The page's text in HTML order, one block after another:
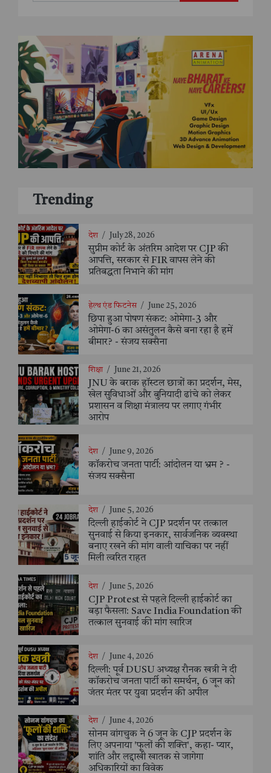
Trending
देश / July 28, 2026
सुप्रीम कोर्ट के अंतरिम आदेश पर CJP की
आपत्ति, सरकार से FIR वापस लेने की
प्रतिबद्धता निभाने की मांग
हेल्थ एंड फिटनेस / June 25, 2026
छिपा हुआ पोषण संकट: ओमेगा-3 और
ओमेगा-6 का असंतुलन कैसे बना रहा है हमें
बीमार? - संजय सक्सैना
शिक्षा / June 21, 2026
JNU के बराक हॉस्टल छात्रों का प्रदर्शन, मेस,
खेल सुविधाओं और बुनियादी ढांचे को लेकर
प्रशासन व शिक्षा मंत्रालय पर लगाए गंभीर
आरोप
देश / June 9, 2026
कॉकरोच जनता पार्टी: आंदोलन या भ्रम ? -
संजय सक्सैना
देश / June 5, 2026
दिल्ली हाईकोर्ट ने CJP प्रदर्शन पर तत्काल
सुनवाई से किया इनकार, सार्वजनिक व्यवस्था
बनाए रखने की मांग वाली याचिका पर नहीं
मिली त्वरित राहत
देश / June 5, 2026
CJP Protest से पहले दिल्ली हाईकोर्ट का
बड़ा फैसला: Save India Foundation की
तत्काल सुनवाई की मांग खारिज
देश / June 4, 2026
दिल्ली: पूर्व DUSU अध्यक्ष रौनक खत्री ने दी
कॉकरोच जनता पार्टी को समर्थन, 6 जून को
जंतर मंतर पर युवा प्रदर्शन की अपील
देश / June 4, 2026
सोनम वांगचुक ने 6 जून के CJP प्रदर्शन के
लिए अपनाया 'फूलों की शक्ति', कहा- प्यार,
शांति और लद्दाखी खातक से जागेगा
अधिकारियों का विवेक